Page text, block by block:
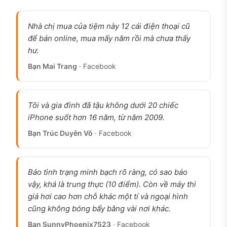
iPhone 16 Plus cũ , pin 9x, chính hãng VN/A, ảnh
thật tại cửa hàng 126.vn
iPhone 16 Plus cũ có đáng mua không?
Đáng mua nếu bạn cần màn hình lớn 6.7 inch + pin
trâu nhất dòng tiêu chuẩn nhưng không sẵn sàng
bỏ thêm 5-7 triệu cho 16 Pro Max. Pin iPhone 16
Plus, số chu kỳ sạc trung bình 300-400 cho người
dùng nặng, phù hợp với người muốn dùng tiếp 3-4
năm nữa mà không lo Apple cắt hỗ trợ iOS sớm.
Nhà chị mua của tiệm này 12 cái điện thoại cũ
để bán online, mua mấy năm rồi mà chưa thấy
hư.
Bạn Mai Trang · Facebook
Tôi và gia đình đã tậu không dưới 20 chiếc
iPhone suốt hơn 16 năm, từ năm 2009.
Bạn Trúc Duyên Võ · Facebook
Báo tình trạng minh bạch rõ ràng, có sao báo
vậy, khá là trung thực (10 điểm). Còn về máy thì
giá hơi cao hơn chỗ khác một tí và ngoại hình
cũng không bóng bẩy bằng vài nơi khác.
Bạn SunnyPhoenix7523 · Facebook